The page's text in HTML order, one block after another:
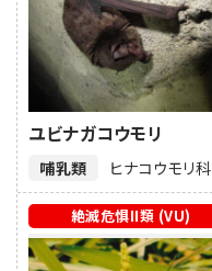
哺乳類
ユビナガコウモリ
ヒナコウモリ科
絶滅危惧II類 (VU)